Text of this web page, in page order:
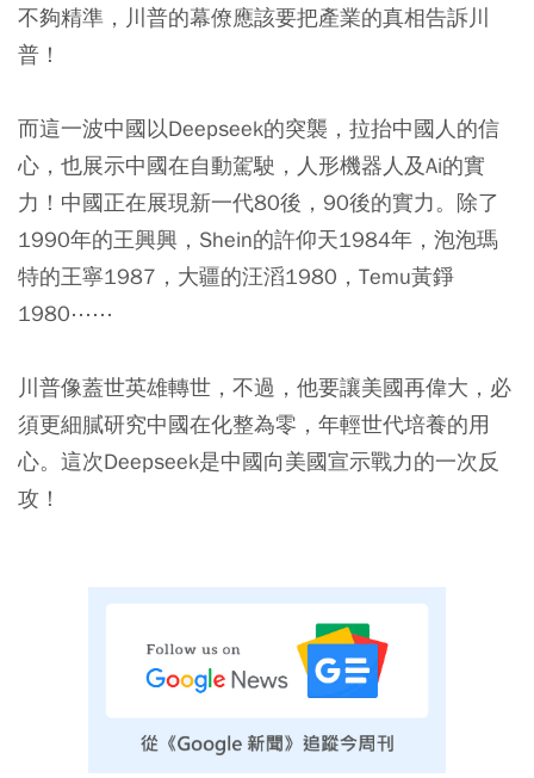
不夠精準，川普的幕僚應該要把產業的真相告訴川
普！
而這一波中國以Deepseek的突襲，拉抬中國人的信
心，也展示中國在自動駕駛，人形機器人及Ai的實
力！中國正在展現新一代80後，90後的實力。除了
1990年的王興興，Shein的許仰天1984年，泡泡瑪
特的王寧1987，大疆的汪滔1980，Temu黃錚
1980⋯⋯
川普像蓋世英雄轉世，不過，他要讓美國再偉大，必
須更細膩研究中國在化整為零，年輕世代培養的用
心。這次Deepseek是中國向美國宣示戰力的一次反
攻！